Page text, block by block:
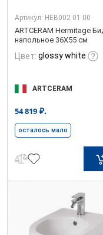
Артикул: HEB002 01 00
ARTCERAM Hermitage
напольное 36X55 см
Цвет: glossy white
ARTCERAM
54 819 ₽.
осталось мало